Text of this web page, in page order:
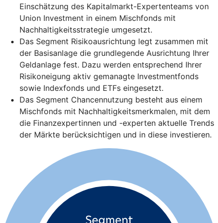
Einschätzung des Kapitalmarkt-Expertenteams von
Union Investment in einem Mischfonds mit
Nachhaltigkeitsstrategie umgesetzt.
Das Segment Risikoausrichtung legt zusammen mit
der Basisanlage die grundlegende Ausrichtung Ihrer
Geldanlage fest. Dazu werden entsprechend Ihrer
Risikoneigung aktiv gemanagte Investmentfonds
sowie Indexfonds und ETFs eingesetzt.
Das Segment Chancennutzung besteht aus einem
Mischfonds mit Nachhaltigkeitsmerkmalen, mit dem
die Finanzexpertinnen und -experten aktuelle Trends
der Märkte berücksichtigen und in diese investieren.